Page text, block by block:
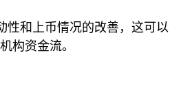
性和上币情况的改善，这可以
构资金流。